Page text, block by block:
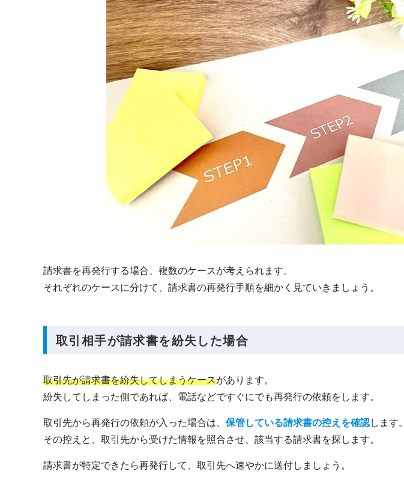
請求書を再発行する場合、複数のケースが考えられます。
それぞれのケースに分けて、請求書の再発行手順を細かく見ていきましょう。
取引相手が請求書を紛失した場合
取引先が請求書を紛失してしまうケースがあります。
紛失してしまった側であれば、電話などですぐにでも再発行の依頼をします。
取引先から再発行の依頼が入った場合は、 保管している請求書の控えを確認します。
その控えと、取引先から受けた情報を照合させ、該当する請求書を探します。
請求書が特定できたら再発行して、取引先へ速やかに送付しましょう。